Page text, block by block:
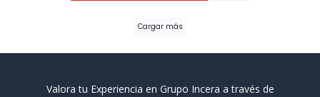
Cargar más
Valora tu Experiencia en Grupo Incera a través de